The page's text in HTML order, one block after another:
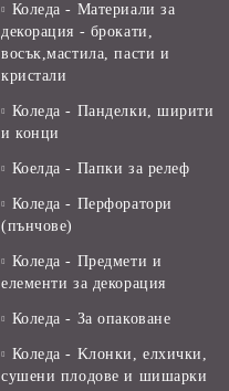
Коледа - Материали за
декорация - брокати,
восък,мастила, пасти и
кристали
Коледа - Панделки, ширити
и конци
Коелда - Папки за релеф
Коледа - Перфоратори
(пънчове)
Коледа - Предмети и
елементи за декорация
Коледа - За опаковане
Коледа - Kлонки, елхички,
сушени плодове и шишарки